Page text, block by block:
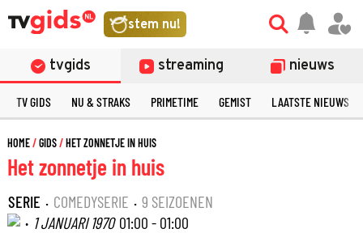
stem nu!
tvgids streaming nieuws
TV GIDS NU & STRAKS PRIMETIME GEMIST LAATSTE NIEUWS
HOME GIDS HET ZONNETJE IN HUIS
Het zonnetje in huis
SERIE · COMEDYSERIE · 9 SEIZOENEN
· 1 JANUARI 1970 01:00 - 01:00